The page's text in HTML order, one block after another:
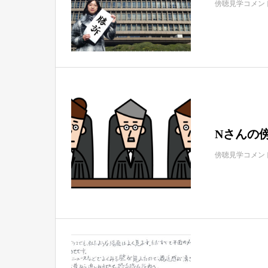
傍聴見学コメン
Nさんの
傍聴見学コメン